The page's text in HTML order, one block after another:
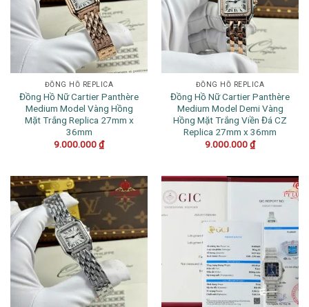
ĐỒNG HỒ REPLICA
Đồng Hồ Nữ Cartier Panthère
Medium Model Vàng Hồng
Mặt Trắng Replica 27mm x
36mm
9.000.000₫
ĐỒNG HỒ REPLICA
Đồng Hồ Nữ Cartier Panthère
Medium Model Demi Vàng
Hồng Mặt Trắng Viền Đá CZ
Replica 27mm x 36mm
9.000.000₫